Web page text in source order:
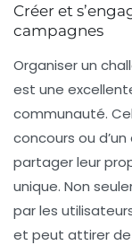
Créer et
campagnes
Organiser un
est une
communauté.
concours ou
partager leur
unique. Non
par les
et peut attirer de